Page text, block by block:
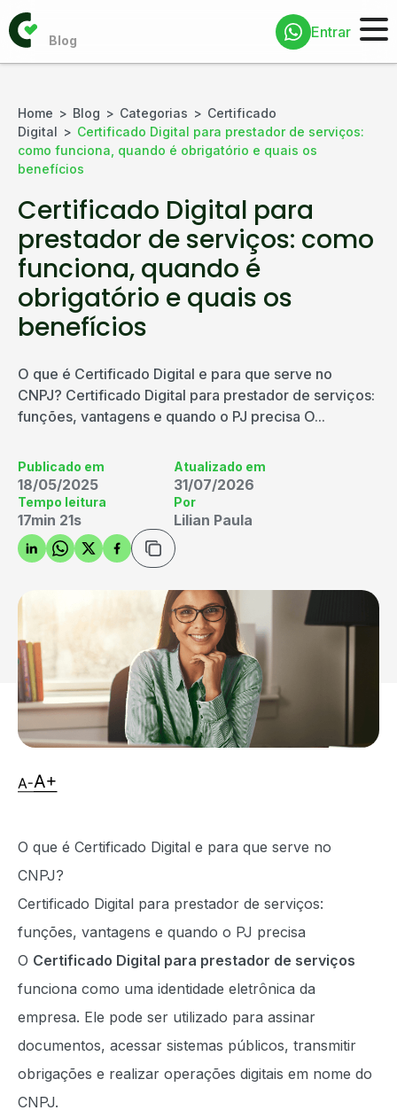
Entrar
Home Blog Categorias
Certificado
Digital
Certificado Digital para prestador de serviços:
como funciona, quando é obrigatório e quais os
benefícios
Certificado Digital para
prestador de serviços: como
funciona, quando é
obrigatório e quais os
benefícios
O que é Certificado Digital e para que serve no
CNPJ? Certificado Digital para prestador de serviços:
funções, vantagens e quando o PJ precisa O...
Publicado em
18/05/2025
Atualizado em
31/07/2026
Tempo leitura
17min 21s
Por
Lilian Paula
O que é Certificado Digital e para que serve no
CNPJ?
Certificado Digital para prestador de serviços:
funções, vantagens e quando o PJ precisa
O Certificado Digital para prestador de serviços
funciona como uma identidade eletrônica da
empresa. Ele pode ser utilizado para assinar
documentos, acessar sistemas públicos, transmitir
obrigações e realizar operações digitais em nome do
CNPJ.